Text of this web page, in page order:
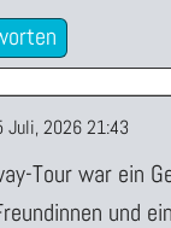
Juli, 2026 21:43
Tour war ein
und